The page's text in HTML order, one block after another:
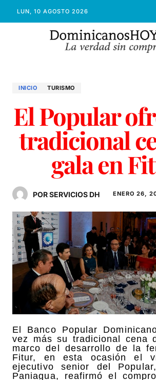
LUN, 10 AGOSTO 2026
INICIO TURISMO
El Popular
tradicional
gala en
POR SERVICIOS DH ENERO 26,
El Banco Popular
vez más su tradicional cena
marco del desarrollo de la
Fitur, en esta ocasión el
ejecutivo senior del
Paniagua, reafirmó el